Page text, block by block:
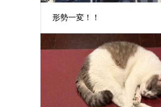
形勢一変！！